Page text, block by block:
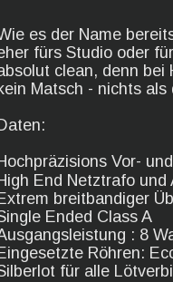
es der Name
fürs Studio oder
clean, denn bei
Matsch - nichts
Vor-
End Netztrafo und
breitbandiger
Ended Class A
: 8
Röhren:
für alle